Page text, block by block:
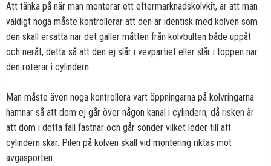
Att tänka på när man monterar ett eftermarknadskolvkit, är att man
väldigt noga måste kontrollerar att den är identisk med kolven som
den skall ersätta när det gäller måtten från kolvbulten både uppåt
och neråt, detta så att den ej slår i vevpartiet eller slår i toppen när
den roterar i cylindern.
Man måste även noga kontrollera vart öppningarna på kolvringarna
hamnar så att dom ej går över någon kanal i cylindern, då risken är
att dom i detta fall fastnar och går sönder vilket leder till att
cylindern skär. Pilen på kolven skall vid montering riktas mot
avgasporten.